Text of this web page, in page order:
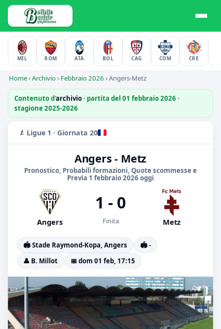
MIL ROM ATA BOL CAG COM CRE
Home›Archivio› Febbraio 2026 ›Angers-Metz
Contenuto d'archivio· partita del 01 febbraio 2026 ·
stagione 2025-2026
Ligue 1 · Giornata 20
Angers - Metz
Pronostico, Probabili formazioni, Quote scommesse e
Previa 1 febbraio 2026 oggi
Angers
1 - 0
Finita Metz
🏟️ Stade Raymond-Kopa, Angers
🏟️ -
👤 B. Millot
📅 dom 01 feb, 17:15